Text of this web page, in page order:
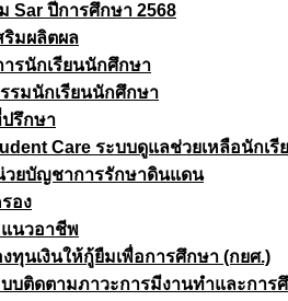
Sar ปีการศึกษา 2568
ริมผลิตผล
รนักเรียนนักศึกษา
รมนักเรียนนักศึกษา
รึกษา
Care ระบบดูแลช่วยเหลือนักเรี
วยบัญชาการรักษาดินแดน
อง
นวอาชีพ
ทุนเงินให้กู้ยืมเพื่อการศึกษา (กยศ.)
บติดตามภาวะการมีงานทำและการ